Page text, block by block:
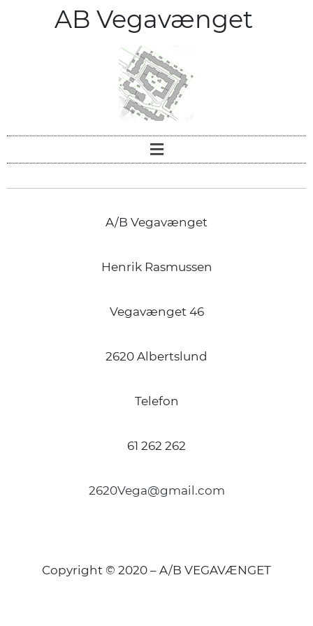
AB Vegavænget
A/B Vegavænget
Henrik Rasmussen
Vegavænget 46
2620 Albertslund
Telefon
61 262 262
2620Vega@gmail.com
Copyright © 2020 – A/B VEGAVÆNGET